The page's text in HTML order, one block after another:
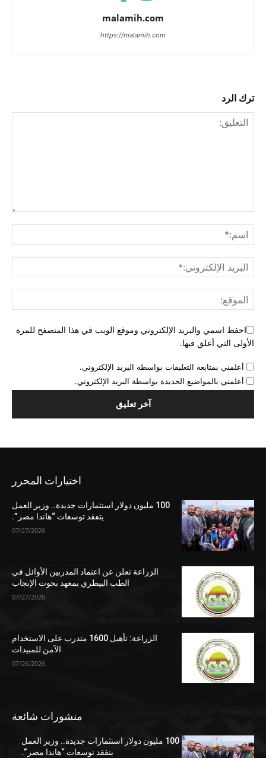
malamih.com
https://malamih.com
ترك الرد
احفظ اسمي والبريد الإلكتروني وموقع الويب في هذا المتصفح للمرة
الأولى التي أعلق فيها.
أعلمني بمتابعة التعليقات بواسطة البريد الإلكتروني.
أعلمني بالمواضيع الجديدة بواسطة البريد الإلكتروني.
اختيارات المحرر
100 مليون دولار استثمارات جديدة.. وزير العمل
يتفقد توسعات “هاندا مصر”.
07/27/2026
الزراعة تعلن عن اعتماد المدربين الأوائل في
الطب البيطري بمعهد بحوث الإنجاب
07/27/2026
الزراعة: تأهيل 1600 متدرب على الاستخدام
الآمن للمبيدات
07/26/2026
منشورات شائعة
100 مليون دولار استثمارات جديدة.. وزير العمل
يتفقد توسعات “هاندا مصر”.